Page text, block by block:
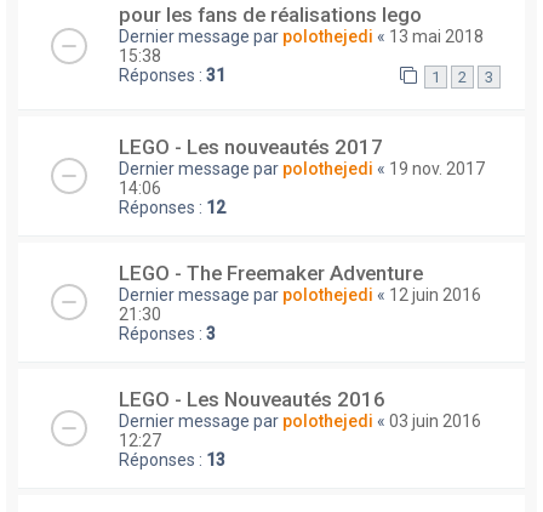
pour les fans de réalisations lego
Dernier message par polothejedi « 13 mai 2018
15:38
Réponses : 31 1 2 3
LEGO - Les nouveautés 2017
Dernier message par polothejedi « 19 nov. 2017
14:06
Réponses : 12
LEGO - The Freemaker Adventure
Dernier message par polothejedi « 12 juin 2016
21:30
Réponses : 3
LEGO - Les Nouveautés 2016
Dernier message par polothejedi « 03 juin 2016
12:27
Réponses : 13